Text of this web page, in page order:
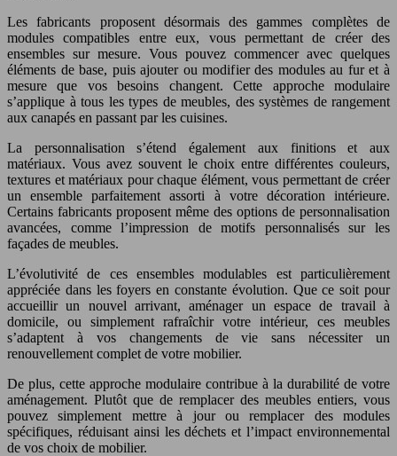
Les fabricants proposent désormais des gammes complètes de
modules compatibles entre eux, vous permettant de créer des
ensembles sur mesure. Vous pouvez commencer avec quelques
éléments de base, puis ajouter ou modifier des modules au fur et à
mesure que vos besoins changent. Cette approche modulaire
s’applique à tous les types de meubles, des systèmes de rangement
aux canapés en passant par les cuisines.
La personnalisation s’étend également aux finitions et aux
matériaux. Vous avez souvent le choix entre différentes couleurs,
textures et matériaux pour chaque élément, vous permettant de créer
un ensemble parfaitement assorti à votre décoration intérieure.
Certains fabricants proposent même des options de personnalisation
avancées, comme l’impression de motifs personnalisés sur les
façades de meubles.
L’évolutivité de ces ensembles modulables est particulièrement
appréciée dans les foyers en constante évolution. Que ce soit pour
accueillir un nouvel arrivant, aménager un espace de travail à
domicile, ou simplement rafraîchir votre intérieur, ces meubles
s’adaptent à vos changements de vie sans nécessiter un
renouvellement complet de votre mobilier.
De plus, cette approche modulaire contribue à la durabilité de votre
aménagement. Plutôt que de remplacer des meubles entiers, vous
pouvez simplement mettre à jour ou remplacer des modules
spécifiques, réduisant ainsi les déchets et l’impact environnemental
de vos choix de mobilier.